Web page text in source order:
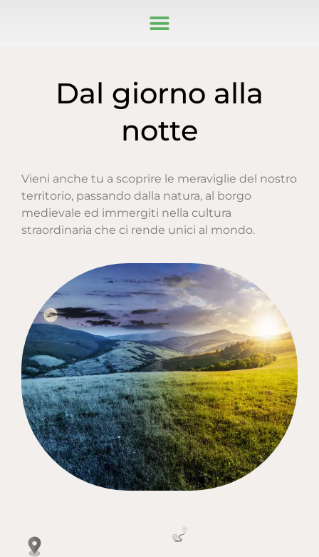
Dal giorno alla
notte
Vieni anche tu a scoprire le meraviglie del nostro
territorio, passando dalla natura, al borgo
medievale ed immergiti nella cultura
straordinaria che ci rende unici al mondo.